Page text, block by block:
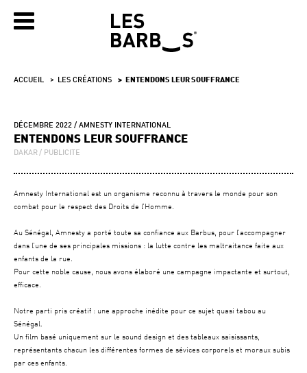
ACCUEIL LES CRÉATIONS ENTENDONS LEUR SOUFFRANCE
DÉCEMBRE 2022 AMNESTY INTERNATIONAL
ENTENDONS LEUR SOUFFRANCE
DAKAR PUBLICITE
Amnesty International est un organisme reconnu à travers le monde pour son
combat pour le respect des Droits de l’Homme.
Au Sénégal, Amnesty a porté toute sa confiance aux Barbus, pour l’accompagner
dans l’une de ses principales missions : la lutte contre les maltraitance faite aux
enfants de la rue.
Pour cette noble cause, nous avons élaboré une campagne impactante et surtout,
efficace.
Notre parti pris créatif : une approche inédite pour ce sujet quasi tabou au
Sénégal.
Un film basé uniquement sur le sound design et des tableaux saisissants,
représentants chacun les différentes formes de sévices corporels et moraux subis
par ces enfants.